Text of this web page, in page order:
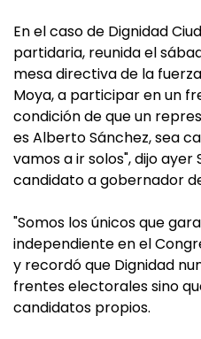
En el caso de Dignidad
partidaria, reunida el
mesa directiva de la
Moya, a participar en un
condición de que un
es Alberto Sánchez, sea
vamos a ir solos", dijo ayer
candidato a gobernador
"Somos los únicos que
independiente en el
y recordó que Dignidad
frentes electorales sino
candidatos propios.